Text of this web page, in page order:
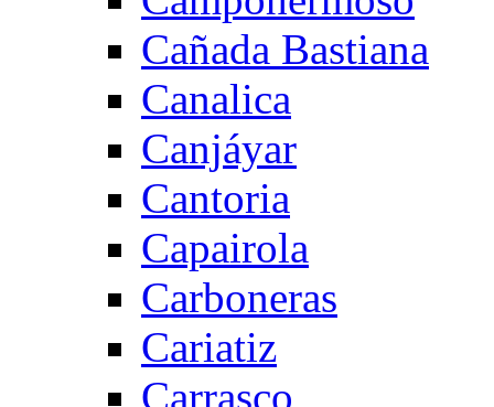
Cañada Bastiana
Canalica
Canjáyar
Cantoria
Capairola
Carboneras
Cariatiz
Carrasco